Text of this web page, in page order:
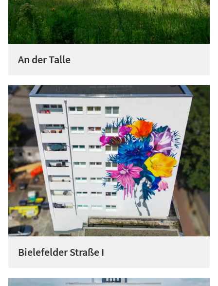
An der Talle
Bielefelder Straße I